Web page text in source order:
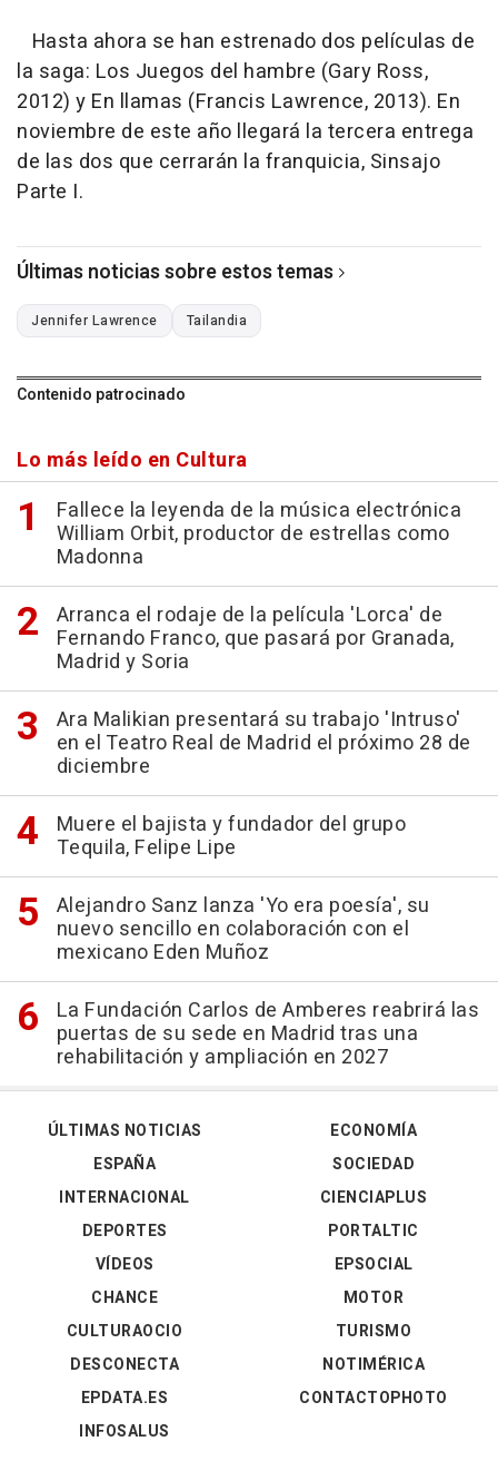
Hasta ahora se han estrenado dos películas de
la saga: Los Juegos del hambre (Gary Ross,
2012) y En llamas (Francis Lawrence, 2013). En
noviembre de este año llegará la tercera entrega
de las dos que cerrarán la franquicia, Sinsajo
Parte I.
Últimas noticias sobre estos temas
Jennifer Lawrence Tailandia
Contenido patrocinado
Lo más leído en Cultura
Fallece la leyenda de la música electrónica
William Orbit, productor de estrellas como
Madonna
Arranca el rodaje de la película 'Lorca' de
Fernando Franco, que pasará por Granada,
Madrid y Soria
Ara Malikian presentará su trabajo 'Intruso'
en el Teatro Real de Madrid el próximo 28 de
diciembre
Muere el bajista y fundador del grupo
Tequila, Felipe Lipe
Alejandro Sanz lanza 'Yo era poesía', su
nuevo sencillo en colaboración con el
mexicano Eden Muñoz
La Fundación Carlos de Amberes reabrirá las
puertas de su sede en Madrid tras una
rehabilitación y ampliación en 2027
ÚLTIMAS NOTICIAS
ESPAÑA
INTERNACIONAL
DEPORTES
VÍDEOS
ECONOMÍA
SOCIEDAD
CIENCIAPLUS
PORTALTIC
EPSOCIAL
CHANCE
CULTURAOCIO
DESCONECTA
EPDATA.ES
INFOSALUS
MOTOR
TURISMO
NOTIMÉRICA
CONTACTOPHOTO